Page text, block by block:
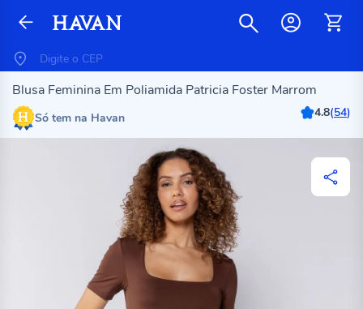
Blusa Feminina Em Poliamida Patricia Foster Marrom
Só tem na Havan 4.8(54)